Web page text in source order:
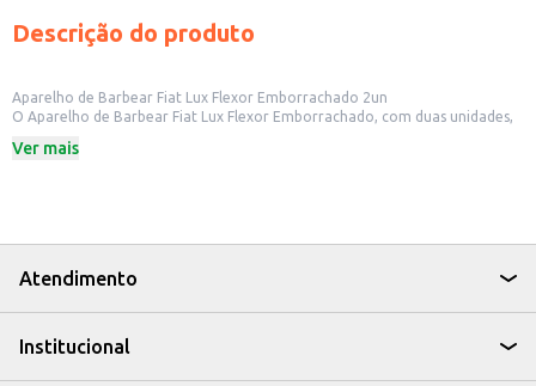
Descrição do produto
Aparelho de Barbear Fiat Lux Flexor Emborrachado 2un
O Aparelho de Barbear Fiat Lux Flexor Emborrachado, com duas unidades,
com cabo emborrachado oferece uma pegada firme e confortável durante
conveniência.
Com o Aparelho de Barbear Fiat Lux, você tem uma solução para o cuidado
pessoal, combinando conforto e praticidade no seu dia a dia.
Ver mais
Atendimento
Institucional